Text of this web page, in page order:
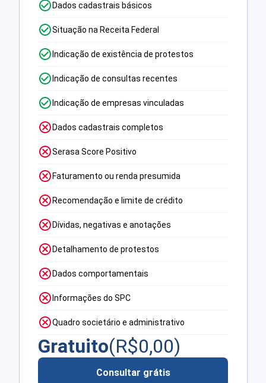
Dados cadastrais básicos
Situação na Receita Federal
Indicação de existência de protestos
Indicação de consultas recentes
Indicação de empresas vinculadas
Dados cadastrais completos
Serasa Score Positivo
Faturamento ou renda presumida
Recomendação e limite de crédito
Dívidas, negativas e anotações
Detalhamento de protestos
Dados comportamentais
Informações do SPC
Quadro societário e administrativo
Gratuito(R$0,00)
Consultar grátis